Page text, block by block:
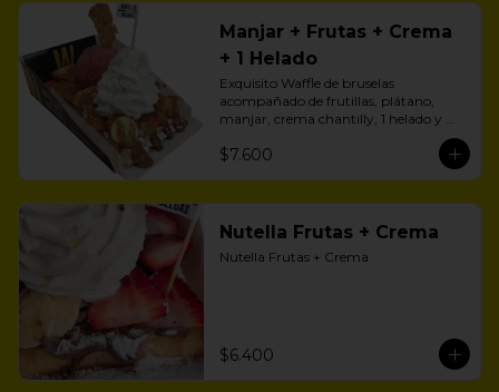
Manjar + Frutas + Crema
+ 1 Helado
Exquisito Waffle de bruselas
acompañado de frutillas, plátano,
manjar, crema chantilly, 1 helado y
$7.600
Nutella Frutas + Crema
Nutella Frutas + Crema
$6.400